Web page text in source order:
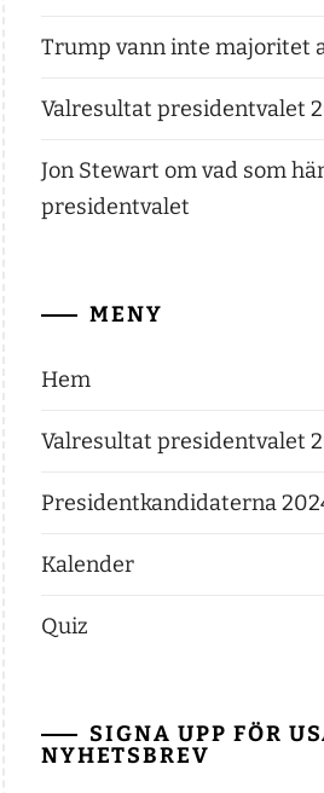
Trump vann inte majoritet
Valresultat presidentvalet
Jon Stewart om vad som
presidentvalet
MENY
Hem
Valresultat presidentvalet
Presidentkandidaterna
Kalender
Quiz
SIGNA UPP FÖR
NYHETSBREV